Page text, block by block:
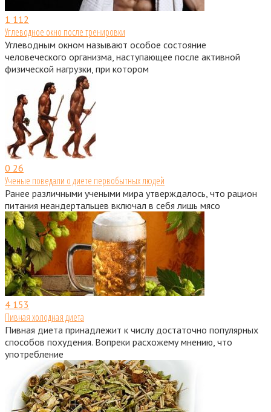
1 112
Углеводное окно после тренировки
Углеводным окном называют особое состояние
человеческого организма, наступающее после активной
физической нагрузки, при котором
0 26
Ученые поведали о диете первобытных людей
Ранее различными учеными мира утверждалось, что рацион
питания неандертальцев включал в себя лишь мясо
4 153
Пивная холодная диета
Пивная диета принадлежит к числу достаточно популярных
способов похудения. Вопреки расхожему мнению, что
употребление